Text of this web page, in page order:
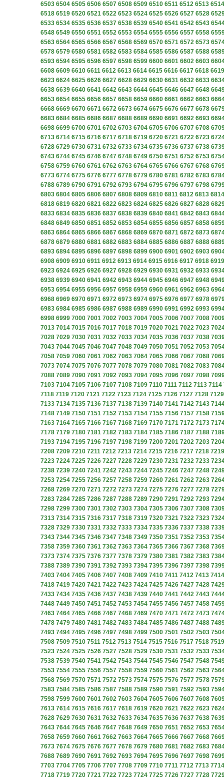
6503 6504 6505 6506 6507 6508 6509 6510 6511 6512 6513 6514
6518 6519 6520 6521 6522 6523 6524 6525 6526 6527 6528
6533 6534 6535 6536 6537 6538 6539 6540 6541 6542 6543
6548 6549 6550 6551 6552 6553 6554 6555 6556 6557 6558
6563 6564 6565 6566 6567 6568 6569 6570 6571 6572 6573
6578 6579 6580 6581 6582 6583 6584 6585 6586 6587 6588
6593 6594 6595 6596 6597 6598 6599 6600 6601 6602 6603
6608 6609 6610 6611 6612 6613 6614 6615 6616 6617 6618 6619
6623 6624 6625 6626 6627 6628 6629 6630 6631 6632 6633
6638 6639 6640 6641 6642 6643 6644 6645 6646 6647 6648
6653 6654 6655 6656 6657 6658 6659 6660 6661 6662 6663
6668 6669 6670 6671 6672 6673 6674 6675 6676 6677 6678
6683 6684 6685 6686 6687 6688 6689 6690 6691 6692 6693
6698 6699 6700 6701 6702 6703 6704 6705 6706 6707 6708
6713 6714 6715 6716 6717 6718 6719 6720 6721 6722 6723
6728 6729 6730 6731 6732 6733 6734 6735 6736 6737 6738
6743 6744 6745 6746 6747 6748 6749 6750 6751 6752 6753
6758 6759 6760 6761 6762 6763 6764 6765 6766 6767 6768
6773 6774 6775 6776 6777 6778 6779 6780 6781 6782 6783
6788 6789 6790 6791 6792 6793 6794 6795 6796 6797 6798
6803 6804 6805 6806 6807 6808 6809 6810 6811 6812 6813 6814
6818 6819 6820 6821 6822 6823 6824 6825 6826 6827 6828
6833 6834 6835 6836 6837 6838 6839 6840 6841 6842 6843
6848 6849 6850 6851 6852 6853 6854 6855 6856 6857 6858
6863 6864 6865 6866 6867 6868 6869 6870 6871 6872 6873
6878 6879 6880 6881 6882 6883 6884 6885 6886 6887 6888
6893 6894 6895 6896 6897 6898 6899 6900 6901 6902 6903
6908 6909 6910 6911 6912 6913 6914 6915 6916 6917 6918 6919
6923 6924 6925 6926 6927 6928 6929 6930 6931 6932 6933
6938 6939 6940 6941 6942 6943 6944 6945 6946 6947 6948
6953 6954 6955 6956 6957 6958 6959 6960 6961 6962 6963
6968 6969 6970 6971 6972 6973 6974 6975 6976 6977 6978
6983 6984 6985 6986 6987 6988 6989 6990 6991 6992 6993
6998 6999 7000 7001 7002 7003 7004 7005 7006 7007 7008
7013 7014 7015 7016 7017 7018 7019 7020 7021 7022 7023
7028 7029 7030 7031 7032 7033 7034 7035 7036 7037 7038
7043 7044 7045 7046 7047 7048 7049 7050 7051 7052 7053
7058 7059 7060 7061 7062 7063 7064 7065 7066 7067 7068
7073 7074 7075 7076 7077 7078 7079 7080 7081 7082 7083
7088 7089 7090 7091 7092 7093 7094 7095 7096 7097 7098
7103 7104 7105 7106 7107 7108 7109 7110 7111 7112 7113 7114
7118 7119 7120 7121 7122 7123 7124 7125 7126 7127 7128 7129
7133 7134 7135 7136 7137 7138 7139 7140 7141 7142 7143
7148 7149 7150 7151 7152 7153 7154 7155 7156 7157 7158
7163 7164 7165 7166 7167 7168 7169 7170 7171 7172 7173
7178 7179 7180 7181 7182 7183 7184 7185 7186 7187 7188
7193 7194 7195 7196 7197 7198 7199 7200 7201 7202 7203
7208 7209 7210 7211 7212 7213 7214 7215 7216 7217 7218 7219
7223 7224 7225 7226 7227 7228 7229 7230 7231 7232 7233
7238 7239 7240 7241 7242 7243 7244 7245 7246 7247 7248
7253 7254 7255 7256 7257 7258 7259 7260 7261 7262 7263
7268 7269 7270 7271 7272 7273 7274 7275 7276 7277 7278
7283 7284 7285 7286 7287 7288 7289 7290 7291 7292 7293
7298 7299 7300 7301 7302 7303 7304 7305 7306 7307 7308
7313 7314 7315 7316 7317 7318 7319 7320 7321 7322 7323
7328 7329 7330 7331 7332 7333 7334 7335 7336 7337 7338
7343 7344 7345 7346 7347 7348 7349 7350 7351 7352 7353
7358 7359 7360 7361 7362 7363 7364 7365 7366 7367 7368
7373 7374 7375 7376 7377 7378 7379 7380 7381 7382 7383
7388 7389 7390 7391 7392 7393 7394 7395 7396 7397 7398
7403 7404 7405 7406 7407 7408 7409 7410 7411 7412 7413 7414
7418 7419 7420 7421 7422 7423 7424 7425 7426 7427 7428
7433 7434 7435 7436 7437 7438 7439 7440 7441 7442 7443
7448 7449 7450 7451 7452 7453 7454 7455 7456 7457 7458
7463 7464 7465 7466 7467 7468 7469 7470 7471 7472 7473
7478 7479 7480 7481 7482 7483 7484 7485 7486 7487 7488
7493 7494 7495 7496 7497 7498 7499 7500 7501 7502 7503
7508 7509 7510 7511 7512 7513 7514 7515 7516 7517 7518 7519
7523 7524 7525 7526 7527 7528 7529 7530 7531 7532 7533
7538 7539 7540 7541 7542 7543 7544 7545 7546 7547 7548
7553 7554 7555 7556 7557 7558 7559 7560 7561 7562 7563
7568 7569 7570 7571 7572 7573 7574 7575 7576 7577 7578
7583 7584 7585 7586 7587 7588 7589 7590 7591 7592 7593
7598 7599 7600 7601 7602 7603 7604 7605 7606 7607 7608
7613 7614 7615 7616 7617 7618 7619 7620 7621 7622 7623
7628 7629 7630 7631 7632 7633 7634 7635 7636 7637 7638
7643 7644 7645 7646 7647 7648 7649 7650 7651 7652 7653
7658 7659 7660 7661 7662 7663 7664 7665 7666 7667 7668
7673 7674 7675 7676 7677 7678 7679 7680 7681 7682 7683
7688 7689 7690 7691 7692 7693 7694 7695 7696 7697 7698
7703 7704 7705 7706 7707 7708 7709 7710 7711 7712 7713 7714
7718 7719 7720 7721 7722 7723 7724 7725 7726 7727 7728